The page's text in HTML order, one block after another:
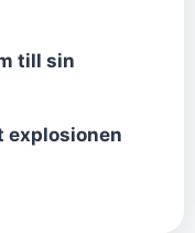
till sin
explosionen